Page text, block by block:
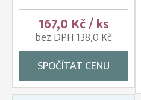
167,0 Kč / ks
bez DPH 138,0 Kč
SPOČÍTAT CENU